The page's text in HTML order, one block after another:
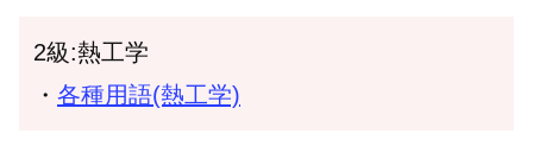
2級:熱工学
・ 各種用語(熱工学)